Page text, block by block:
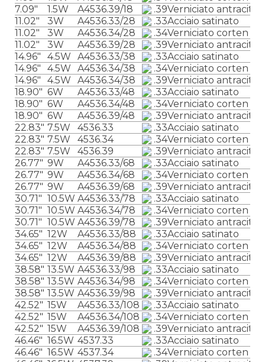
7.09″
1.5W A4536.39/18 .39Verniciato antracite
11.02″
3W A4536.33/28 .33Acciaio satinato
11.02″
3W A4536.34/28 .34Verniciato corten
11.02″
3W A4536.39/28 .39Verniciato antracite
14.96″
4.5W A4536.33/38 .33Acciaio satinato
14.96″
4.5W A4536.34/38 .34Verniciato corten
14.96″
4.5W A4536.34/38 .39Verniciato antracite
18.90″ 6W A4536.33/48 .33Acciaio satinato
18.90″ 6W A4536.34/48 .34Verniciato corten
18.90″ 6W A4536.39/48 .39Verniciato antracite
22.83″ 7.5W 4536.33 .33Acciaio satinato
22.83″ 7.5W 4536.34 .34Verniciato corten
22.83″ 7.5W 4536.39 .39Verniciato antracite
26.77″ 9W A4536.33/68 .33Acciaio satinato
26.77″ 9W A4536.34/68 .34Verniciato corten
26.77″ 9W A4536.39/68 .39Verniciato antracite
30.71″ 10.5W A4536.33/78 .33Acciaio satinato
30.71″ 10.5W A4536.34/78 .34Verniciato corten
30.71″ 10.5W A4536.39/78 .39Verniciato antracite
34.65″ 12W A4536.33/88 .33Acciaio satinato
34.65″ 12W A4536.34/88 .34Verniciato corten
34.65″ 12W A4536.39/88 .39Verniciato antracite
38.58″ 13.5W A4536.33/98 .33Acciaio satinato
38.58″ 13.5W A4536.34/98 .34Verniciato corten
38.58″ 13.5W A4536.39/98 .39Verniciato antracite
42.52″ 15W A4536.33/108 .33Acciaio satinato
42.52″ 15W A4536.34/108 .34Verniciato corten
42.52″ 15W A4536.39/108 .39Verniciato antracite
46.46″ 16.5W 4537.33 .33Acciaio satinato
46.46″ 16.5W 4537.34 .34Verniciato corten